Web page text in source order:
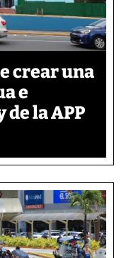
crear una
e
la APP